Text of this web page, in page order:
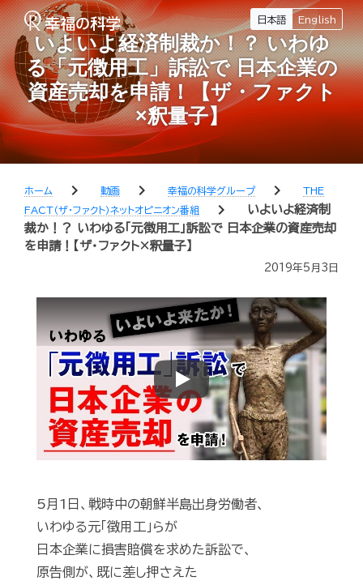
日本語 English
いよいよ経済制裁か！？ いわゆ
る「元徴用工」訴訟で 日本企業の
資産売却を申請！【ザ・ファクト
×釈量子】
ホーム chevron_right 動画 chevron_right 幸福の科学グループ chevron_right
THE
FACT（ザ・ファクト）ネットオピニオン番組
chevron_right
いよいよ経済制
裁か！？ いわゆる「元徴用工」訴訟で 日本企業の資産売却
を申請！【ザ・ファクト×釈量子】
2019年5月3日
Play
5月1日、戦時中の朝鮮半島出身労働者、
いわゆる元「徴用工」らが
日本企業に損害賠償を求めた訴訟で、
原告側が、既に差し押さえた